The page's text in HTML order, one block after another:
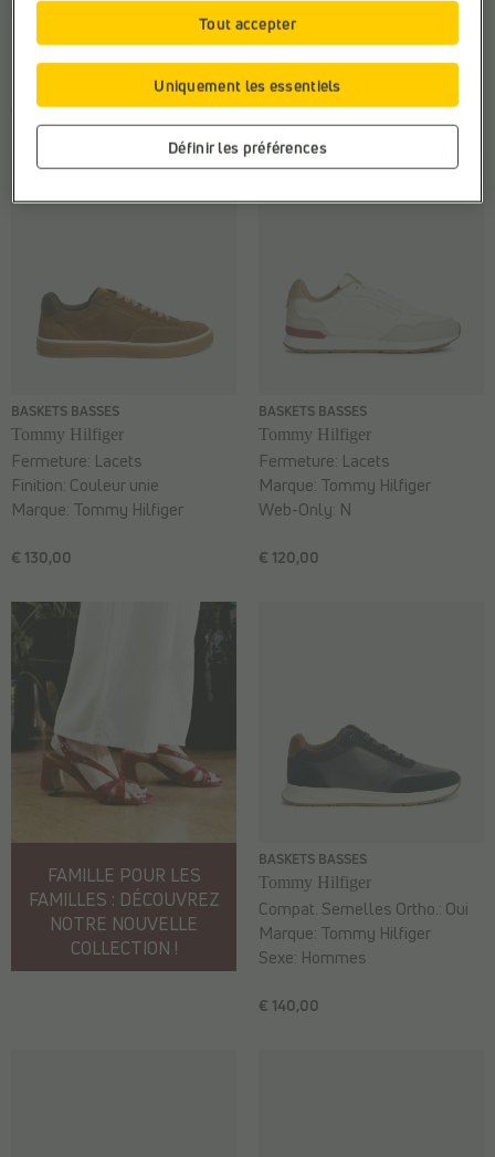
€ 99,99
Oui
Fermeture:
Marque:Tommy Hilfiger
€ 99,95
Compat. Semelles Ortho.:
Fermeture:
Matière:Textile
BASKETS BASSES
Tommy Hilfiger
€ 130,00
Fermeture: Lacets
Finition: Couleur unie
Marque: Tommy Hilfiger
BASKETS BASSES
Tommy Hilfiger
€ 120,00
Fermeture: Lacets
Marque: Tommy Hilfiger
Web-Only: N
FAMILLE POUR LES
FAMILLES : DÉCOUVREZ
NOTRE NOUVELLE
COLLECTION !
BASKETS BASSES
Tommy Hilfiger
€ 140,00
Compat. Semelles Ortho.: Oui
Marque: Tommy Hilfiger
Sexe: Hommes
Définir les préférences
Uniquement les essentiels
Tout accepter